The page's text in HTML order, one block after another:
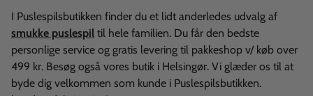
I Puslespilsbutikken finder du et lidt anderledes udvalg af
smukke puslespil til hele familien. Du får den bedste
personlige service og gratis levering til pakkeshop v/ køb over
499 kr. Besøg også vores butik i Helsingør. Vi glæder os til at
byde dig velkommen som kunde i Puslespilsbutikken.